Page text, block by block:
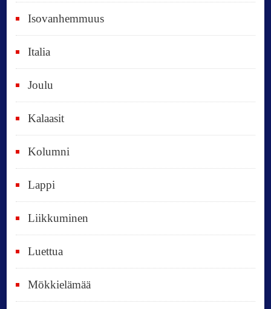
e
t
,
i
k
i
p
ä
ä
t
Isovanhemmuus
Italia
Joulu
Kalaasit
Kolumni
Lappi
Liikkuminen
Luettua
Mökkielämää